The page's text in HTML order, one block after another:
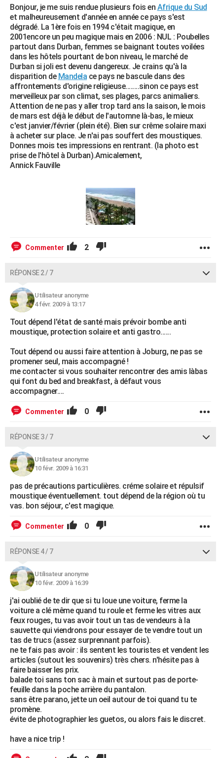
COPAINS D'AVANT
S'inscrire
Se connecter
Lycées
Collèges
Primaires
Universités
Entreprises
Service militaire
Avis de recherche
AVIS DE DÉCÈS
FORUM
Bricolage
Lifestyle
Culture
Sport
Auto
Television
Voyage
Cinema
Bonjour, je me suis rendue plusieurs fois en Afrique du Sud
et malheureusement d'année en année ce pays s'est
dégradé. La 1ère fois en 1994 c'était magique, en
2001encore un peu magique mais en 2006 : NUL : Poubelles
partout dans Durban, femmes se baignant toutes voilées
dans les hôtels pourtant de bon niveau, le marché de
Durban si joli est devenu dangereux. Je crains qu'à la
disparition de Mandela ce pays ne bascule dans des
affrontements d'origine religieuse........sinon ce pays est
merveilleux par son climat, ses plages, parcs animaliers.
Attention de ne pas y aller trop tard ans la saison, le mois
de mars est déjà le début de l'automne là-bas, le mieux
c'est janvier/février (plein été). Bien sur crême solaire maxi
à acheter sur place. Je n'ai pas souffert des moustiques.
Donnes mois tes impressions en rentrant. (la photo est
prise de l'hôtel à Durban).Amicalement,
Annick Fauville
Commenter 2
RÉPONSE 2 / 7
Utilisateur anonyme
4 févr. 2009 à 13:17
Tout dépend l'état de santé mais prévoir bombe anti
moustique, protection solaire et anti gastro......
Tout dépend ou aussi faire attention à Joburg, ne pas se
promener seul, mais accompagné !
me contacter si vous souhaiter rencontrer des amis làbas
qui font du bed and breakfast, à défaut vous
accompagner....
Commenter 0
RÉPONSE 3 / 7
Utilisateur anonyme
10 févr. 2009 à 16:31
pas de précautions particulières. créme solaire et répulsif
moustique éventuellement. tout dépend de la région où tu
vas. bon séjour, c'est magique.
Commenter 0
RÉPONSE 4 / 7
Utilisateur anonyme
10 févr. 2009 à 16:39
j'ai oublié de te dir que si tu loue une voiture, ferme la
voiture a clé même quand tu roule et ferme les vitres aux
feux rouges, tu vas avoir tout un tas de vendeurs à la
sauvette qui viendrons pour essayer de te vendre tout un
tas de trucs (assez surprennant parfois).
ne te fais pas avoir : ils sentent les touristes et vendent les
articles (sutout les souvenirs) très chers. n'hésite pas à
faire baisser les prix.
balade toi sans ton sac à main et surtout pas de porte-
feuille dans la poche arrière du pantalon.
sans être parano, jette un oeil autour de toi quand tu te
promène.
évite de photographier les guetos, ou alors fais le discret.
have a nice trip !